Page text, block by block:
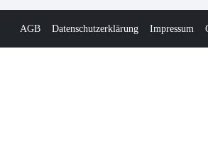
AGB Datenschutzerklärung Impressum